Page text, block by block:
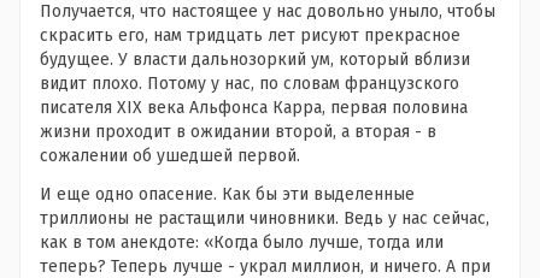
Получается, что настоящее у нас довольно уныло, чтобы
скрасить его, нам тридцать лет рисуют прекрасное
будущее. У власти дальнозоркий ум, который вблизи
видит плохо. Потому у нас, по словам французского
писателя XIX века Альфонса Карра, первая половина
жизни проходит в ожидании второй, а вторая - в
сожалении об ушедшей первой.
И еще одно опасение. Как бы эти выделенные
триллионы не растащили чиновники. Ведь у нас сейчас,
как в том анекдоте: «Когда было лучше, тогда или
теперь? Теперь лучше - украл миллион, и ничего. А при